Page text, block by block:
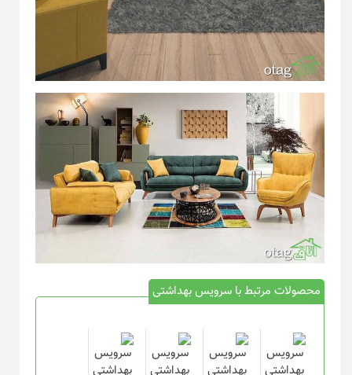
محصولات مرتبط با سرویس بهداشتی